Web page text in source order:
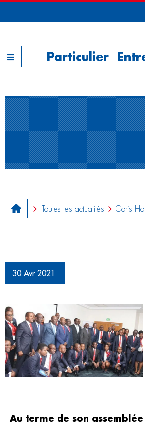
Particulier
Toutes les actualités Coris
30 Avr 2021
Au terme de son